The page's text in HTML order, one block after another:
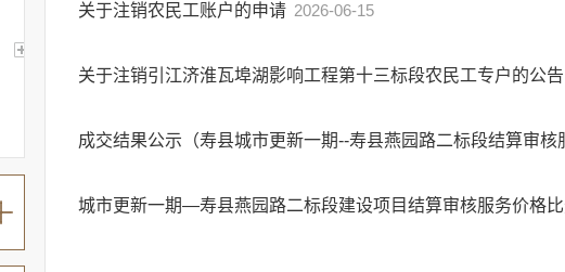
关于注销农民工账户的申请 2026-06-15
关于注销引江济淮瓦埠湖影响工程第十三标段农民工专户的公
成交结果公示（寿县城市更新一期--寿县燕园路二标段结算审
城市更新一期—寿县燕园路二标段建设项目结算审核服务价格